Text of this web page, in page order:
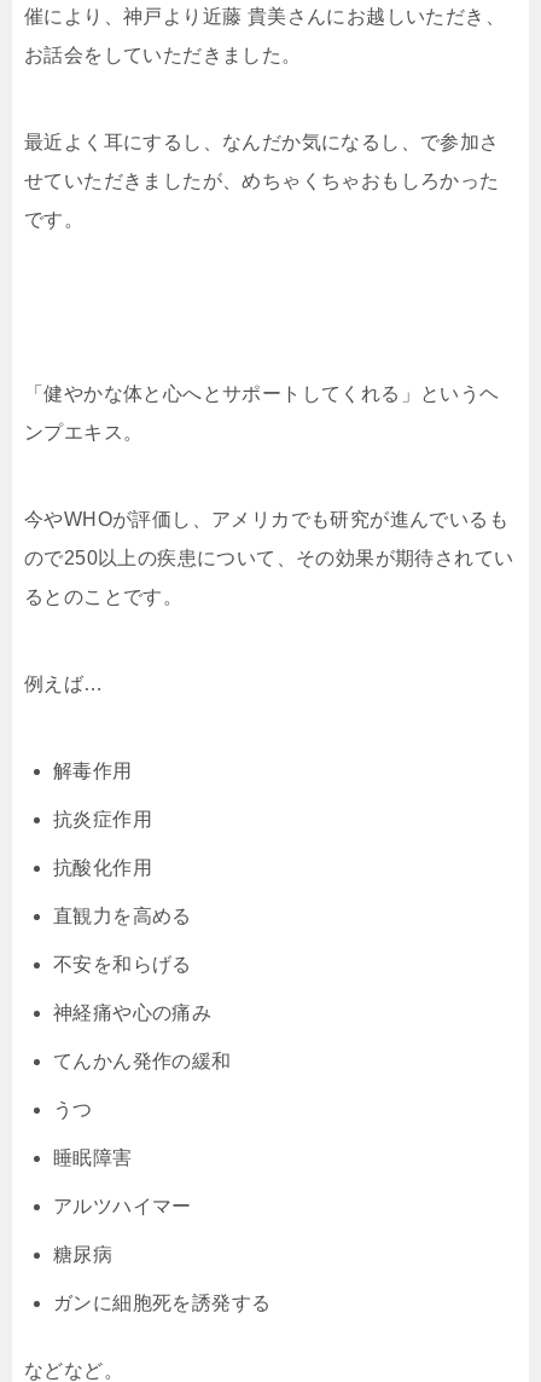
催により、神戸より近藤 貴美さんにお越しいただき、
お話会をしていただきました。
最近よく耳にするし、なんだか気になるし、で参加さ
せていただきましたが、めちゃくちゃおもしろかった
です。
「健やかな体と心へとサポートしてくれる」というヘ
ンプエキス。
今やWHOが評価し、アメリカでも研究が進んでいるも
ので250以上の疾患について、その効果が期待されてい
るとのことです。
例えば…
解毒作用
抗炎症作用
抗酸化作用
直観力を高める
不安を和らげる
神経痛や心の痛み
てんかん発作の緩和
うつ
睡眠障害
アルツハイマー
糖尿病
ガンに細胞死を誘発する
などなど。